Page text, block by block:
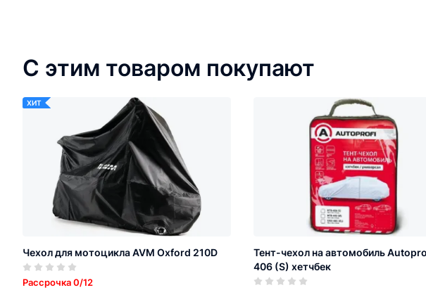
С этим товаром покупают
ХИТ
Чехол для мотоцикла AVM Oxford 210D
Рассрочка 0/12
Тент-чехол на автомобиль
406 (S) хетчбек